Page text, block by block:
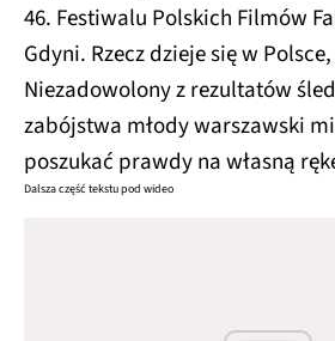
46. Festiwalu Polskich Filmów
Gdyni. Rzecz dzieje się w Polsce,
Niezadowolony z rezultatów
zabójstwa młody warszawski
poszukać prawdy na własną
Dalsza część tekstu pod wideo